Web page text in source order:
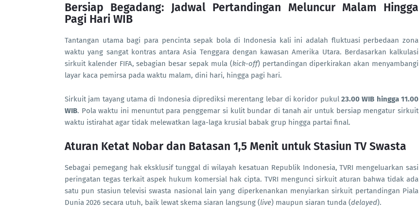
Bersiap Begadang: Jadwal Pertandingan Meluncur Malam Hingga
Pagi Hari WIB
Tantangan utama bagi para pencinta sepak bola di Indonesia kali ini adalah fluktuasi perbedaan zona
waktu yang sangat kontras antara Asia Tenggara dengan kawasan Amerika Utara. Berdasarkan kalkulasi
sirkuit kalender FIFA, sebagian besar sepak mula (kick-off) pertandingan diperkirakan akan menyambangi
layar kaca pemirsa pada waktu malam, dini hari, hingga pagi hari.
Sirkuit jam tayang utama di Indonesia diprediksi merentang lebar di koridor pukul 23.00 WIB hingga 11.00
WIB. Pola waktu ini menuntut para penggemar si kulit bundar di tanah air untuk bersiap mengatur sirkuit
waktu istirahat agar tidak melewatkan laga-laga krusial babak grup hingga partai final.
Aturan Ketat Nobar dan Batasan 1,5 Menit untuk Stasiun TV Swasta
Sebagai pemegang hak eksklusif tunggal di wilayah kesatuan Republik Indonesia, TVRI mengeluarkan sasi
peringatan tegas terkait aspek hukum komersial hak cipta. TVRI mengunci sirkuit aturan bahwa tidak ada
satu pun stasiun televisi swasta nasional lain yang diperkenankan menyiarkan sirkuit pertandingan Piala
Dunia 2026 secara utuh, baik lewat skema siaran langsung (live) maupun siaran tunda (delayed).